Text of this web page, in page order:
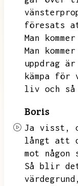
föresats
Man
Man
uppdrag
kämpa för
liv och så
Boris
Ja visst,
långt att
mot
Så blir
värdegrund,